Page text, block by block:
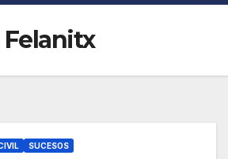
Felanitx
SUCESOS